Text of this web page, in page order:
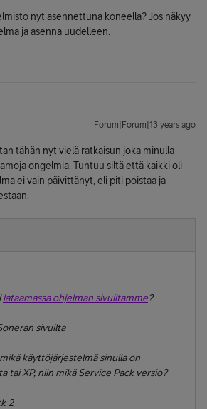
nyt asennettuna koneella? Jos näkyy
ja asenna uudelleen.
Forum|Forum|13 years ago
tähän nyt vielä ratkaisun joka minulla
ongelmia. Tuntuu siltä että kaikki oli
ei vain päivittänyt, eli piti poistaa ja
lataamassa ohjelman sivuiltamme?
sivuilta
käyttöjärjestelmä sinulla on
tai XP, niin mikä Service Pack versio?
2